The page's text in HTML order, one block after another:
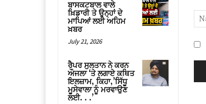
ਬਾਸਕਟਬਾਲ ਵਾਲੇ
ਖ਼ਿਡਾਰੀ ਤੇ ਉਨ੍ਹਾਂ ਦੇ
ਮਾਪਿਆਂ ਲਈ ਅਹਿਮ
ਖ਼ਬਰ
July 21, 2026
ਰੈਪਰ ਸੁਲਤਾਨ ਨੇ ਕਰਨ
ਔਜਲਾ ‘ਤੇ ਲਗਾਏ ਕਥਿਤ
ਇਲਜ਼ਾਮ, ਕਿਹਾ,’ਸਿੱਧੂ
ਮੂਸੇਵਾਲਾ ਨੂੰ ਮਰਵਾਉਣ
ਲਈ. . .’